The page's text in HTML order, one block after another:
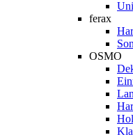
ferax
OSMO